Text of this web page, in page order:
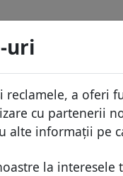
uri
a oferi
cu partenerii
alte informații pe
la interesele
Blog
De